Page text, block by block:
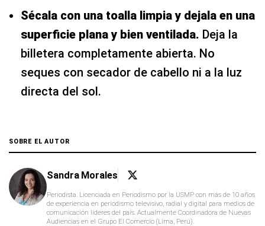
Sécala con una toalla limpia y dejala en una
superficie plana y bien ventilada. Deja la
billetera completamente abierta. No
seques con secador de cabello ni a la luz
directa del sol.
SOBRE EL AUTOR
Sandra Morales
Periodista. Licenciada en Periodismo por la USMP con más de 10 años
de experiencia en periodismo televisivo, radial y digital para medios de
comunicación líderes del país. Actualmente Coordinadora de Nuevas
Audiencias en el Grupo El Comercio (Lima, Perú).